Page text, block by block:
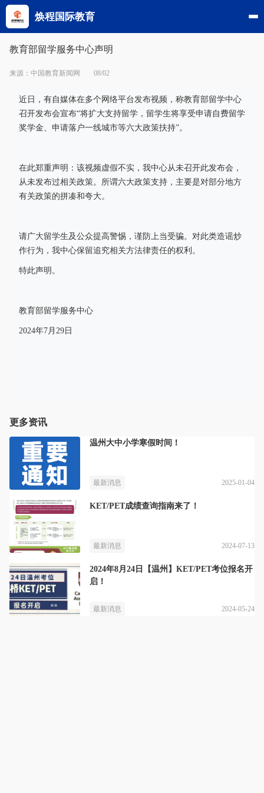
焕程国际教育
教育部留学服务中心声明
来源：中国教育新闻网 08/02
近日，有自媒体在多个网络平台发布视频，称教育部留学中心
召开发布会宣布“将扩大支持留学，留学生将享受申请自费留学
奖学金、申请落户一线城市等六大政策扶持”。
在此郑重声明：该视频虚假不实，我中心从未召开此发布会，
从未发布过相关政策。所谓六大政策支持，主要是对部分地方
有关政策的拼凑和夸大。
请广大留学生及公众提高警惕，谨防上当受骗。对此类造谣炒
作行为，我中心保留追究相关方法律责任的权利。
特此声明。
教育部留学服务中心
2024年7月29日
更多资讯
温州大中小学寒假时间！
最新消息 2025-01-04
KET/PET成绩查询指南来了！
最新消息 2024-07-13
2024年8月24日【温州】KET/PET考位报名开
启！
最新消息 2024-05-24